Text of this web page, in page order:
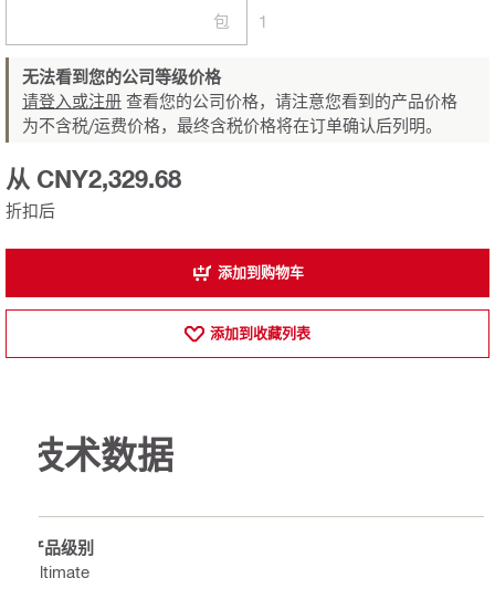
包 1
无法看到您的公司等级价格
请登入或注册 查看您的公司价格，请注意您看到的产品价格
为不含税/运费价格，最终含税价格将在订单确认后列明。
折扣后
从 CNY2,329.68
添加到购物车
添加到收藏列表
技术数据
产品级别
Ultimate